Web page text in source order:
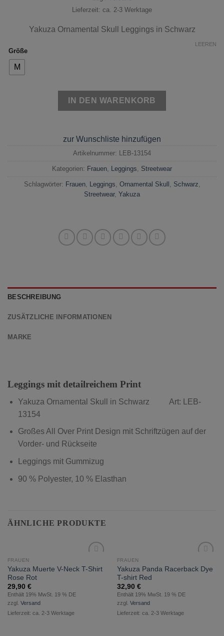
Lieferzeit: ca. 2-3 Werktage
Yakuza Ornamental Skull Leggings in Schwarz
Größe
M
LEEREN
IN DEN WARENKORB
zur Wunschliste hinzufügen
Artikelnummer: LEB-13154
Kategorien: Frauen, Leggings, Streetwear
Schlagwörter: Frauen, Leggings, Ornamental Skull , Schwarz,
Streetwear, Yakuza
BESCHREIBUNG
ZUSÄTZLICHE INFORMATIONEN
MARKE
Leggings mit detailreichem Print
Yakuza Ornamental Skull in Schwarz Art: LEB-
13154
Großes All Over Print Design mit Schriftzügen auf der
Vorder- und Rückseite
Leggings mit Gummizug
90 % Polyester, 10 % Elasthan
ÄHNLICHE PRODUKTE
Wunschliste
FRAUEN
Yakuza Muerte V-Neck T-Shirt
Rose Rot
29,90 €
Enthält 19% MwSt. 19 % DE
zzgl. Versand
Lieferzeit: ca. 2-3 Werktage
Wunschliste
FRAUEN
Yakuza Panda Racerback Dye
T-shirt Red
32,90 €
Enthält 19% MwSt. 19 % DE
zzgl. Versand
Lieferzeit: ca. 2-3 Werktage